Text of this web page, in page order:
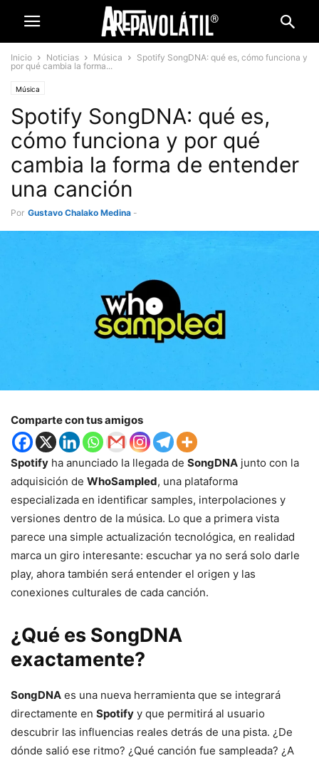
Inicio Noticias Música
Spotify SongDNA: qué es, cómo funciona y
por qué cambia la forma...
Música
Spotify SongDNA: qué es,
cómo funciona y por qué
cambia la forma de entender
una canción
Por Gustavo Chalako Medina -
Comparte con tus amigos
Spotify ha anunciado la llegada de SongDNA junto con la
adquisición de WhoSampled, una plataforma
especializada en identificar samples, interpolaciones y
versiones dentro de la música. Lo que a primera vista
parece una simple actualización tecnológica, en realidad
marca un giro interesante: escuchar ya no será solo darle
play, ahora también será entender el origen y las
conexiones culturales de cada canción.
¿Qué es SongDNA
exactamente?
SongDNA es una nueva herramienta que se integrará
directamente en Spotify y que permitirá al usuario
descubrir las influencias reales detrás de una pista. ¿De
dónde salió ese ritmo? ¿Qué canción fue sampleada? ¿A